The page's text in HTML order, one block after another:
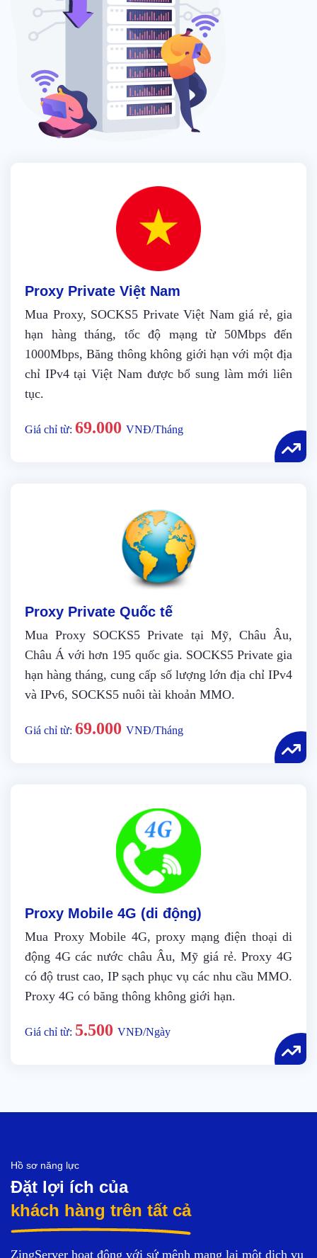
Proxy Private Việt Nam
Mua Proxy, SOCKS5 Private Việt Nam giá rẻ, gia
hạn hàng tháng, tốc độ mạng từ 50Mbps đến
1000Mbps, Băng thông không giới hạn với một địa
chỉ IPv4 tại Việt Nam được bổ sung làm mới liên
tục.
Giá chỉ từ: 69.000 VNĐ/Tháng
Proxy Private Quốc tế
Mua Proxy SOCKS5 Private tại Mỹ, Châu Âu,
Châu Á với hơn 195 quốc gia. SOCKS5 Private gia
hạn hàng tháng, cung cấp số lượng lớn địa chỉ IPv4
và IPv6, SOCKS5 nuôi tài khoản MMO.
Giá chỉ từ: 69.000 VNĐ/Tháng
Proxy Mobile 4G (di động)
Mua Proxy Mobile 4G, proxy mạng điện thoại di
động 4G các nước châu Âu, Mỹ giá rẻ. Proxy 4G
có độ trust cao, IP sạch phục vụ các nhu cầu MMO.
Proxy 4G có băng thông không giới hạn.
Giá chỉ từ: 5.500 VNĐ/Ngày
Hồ sơ năng lực
Đặt lợi ích của
khách hàng trên tất cả
ZingServer hoạt động với sứ mệnh mang lại một dịch vụ